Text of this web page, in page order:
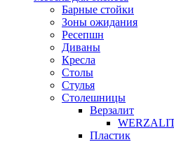
Барные стойки
Зоны ожидания
Ресепшн
Диваны
Кресла
Столы
Стулья
Столешницы
Верзалит
Пластик